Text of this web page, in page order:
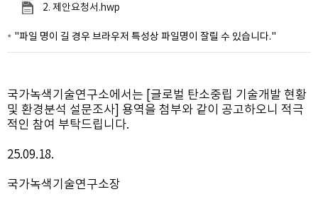
2. 제안요청서.hwp
"파일 명이 길 경우 브라우저 특성상 파일명이 잘릴 수 있습니다."
국가녹색기술연구소에서는 [글로벌 탄소중립 기술개발 현황
및 환경분석 설문조사] 용역을 첨부와 같이 공고하오니 적극
적인 참여 부탁드립니다.
25.09.18.
국가녹색기술연구소장